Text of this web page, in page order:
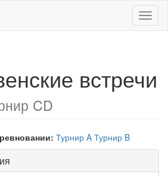
встречи
CD
Турнир A Турнир B